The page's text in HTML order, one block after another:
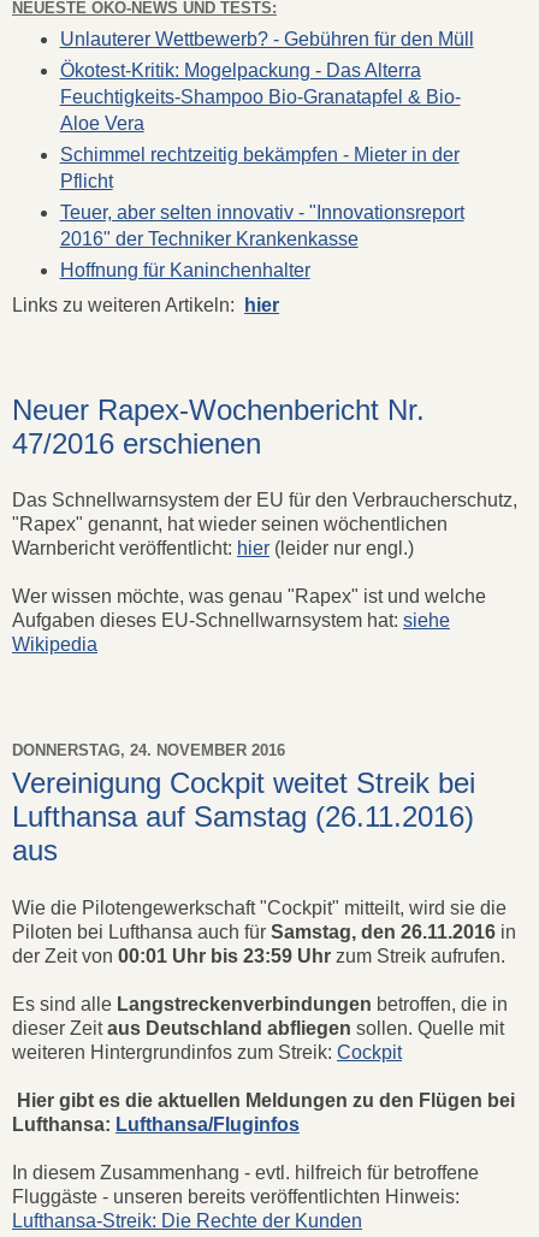
NEUESTE ÖKO-NEWS UND TESTS:
Unlauterer Wettbewerb? - Gebühren für den Müll
Ökotest-Kritik: Mogelpackung - Das Alterra
Feuchtigkeits-Shampoo Bio-Granatapfel & Bio-
Aloe Vera
Schimmel rechtzeitig bekämpfen - Mieter in der
Pflicht
Teuer, aber selten innovativ - "Innovationsreport
2016" der Techniker Krankenkasse
Hoffnung für Kaninchenhalter
Links zu weiteren Artikeln:
hier
Neuer Rapex-Wochenbericht Nr.
47/2016 erschienen
Das Schnellwarnsystem der EU für den Verbraucherschutz,
"Rapex" genannt, hat wieder seinen wöchentlichen
Warnbericht veröffentlicht: hier (leider nur engl.)
Wer wissen möchte, was genau "Rapex" ist und welche
Aufgaben dieses EU-Schnellwarnsystem hat: siehe
Wikipedia
DONNERSTAG, 24. NOVEMBER 2016
Vereinigung Cockpit weitet Streik bei
Lufthansa auf Samstag (26.11.2016)
aus
Wie die Pilotengewerkschaft "Cockpit" mitteilt, wird sie die
Piloten bei Lufthansa auch für Samstag, den 26.11.2016 in
der Zeit von 00:01 Uhr bis 23:59 Uhr zum Streik aufrufen.
Es sind alle Langstreckenverbindungen betroffen, die in
dieser Zeitaus Deutschland abfliegen sollen. Quelle mit
weiteren Hintergrundinfos zum Streik: Cockpit
Hier gibt es die aktuellen Meldungen zu den Flügen bei
Lufthansa: Lufthansa/Fluginfos
In diesem Zusammenhang - evtl. hilfreich für betroffene
Fluggäste - unseren bereits veröffentlichten Hinweis:
Lufthansa-Streik: Die Rechte der Kunden